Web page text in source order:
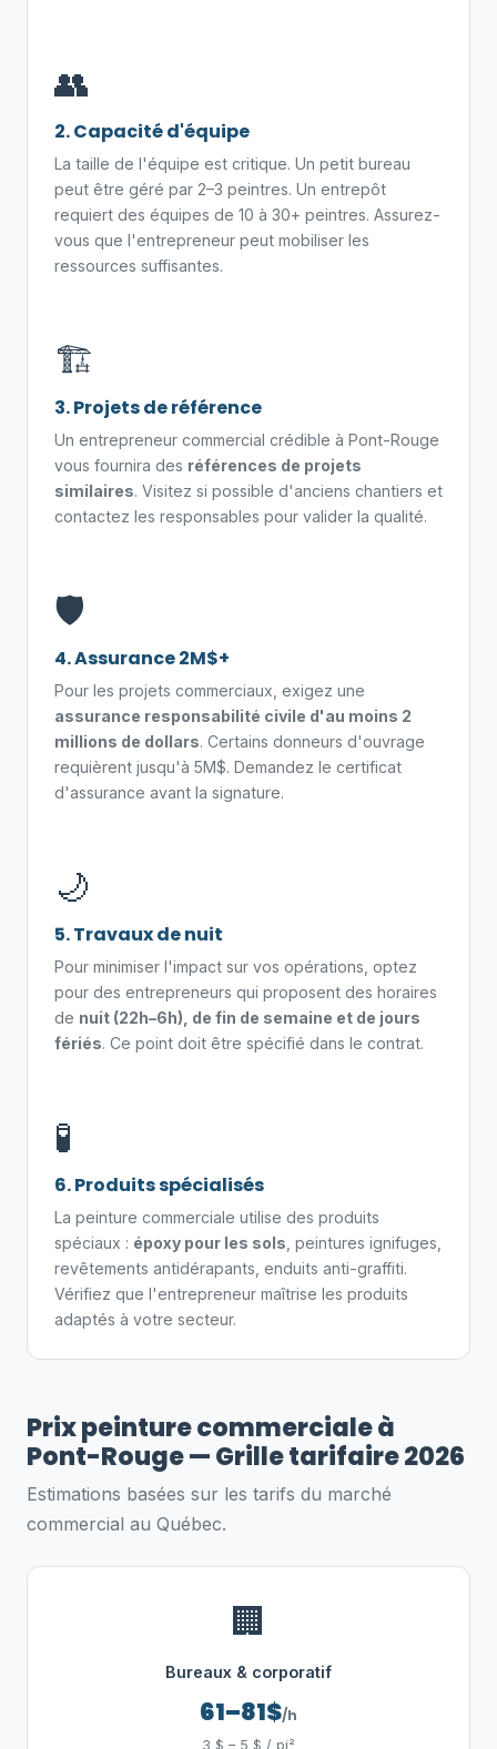
👥
2. Capacité d'équipe
La taille de l'équipe est critique. Un petit bureau
peut être géré par 2–3 peintres. Un entrepôt
requiert des équipes de 10 à 30+ peintres. Assurez-
vous que l'entrepreneur peut mobiliser les
ressources suffisantes.
🏗️
3. Projets de référence
Un entrepreneur commercial crédible à Pont-Rouge
vous fournira des références de projets
similaires. Visitez si possible d'anciens chantiers et
contactez les responsables pour valider la qualité.
🛡️
4. Assurance 2M$+
Pour les projets commerciaux, exigez une
assurance responsabilité civile d'au moins 2
millions de dollars. Certains donneurs d'ouvrage
requièrent jusqu'à 5M$. Demandez le certificat
d'assurance avant la signature.
🌙
5. Travaux de nuit
Pour minimiser l'impact sur vos opérations, optez
pour des entrepreneurs qui proposent des horaires
de nuit (22h–6h), de fin de semaine et de jours
fériés. Ce point doit être spécifié dans le contrat.
🧪
6. Produits spécialisés
La peinture commerciale utilise des produits
spéciaux : époxy pour les sols , peintures ignifuges,
revêtements antidérapants, enduits anti-graffiti.
Vérifiez que l'entrepreneur maîtrise les produits
adaptés à votre secteur.
Prix peinture commerciale à
Pont-Rouge — Grille tarifaire 2026
Estimations basées sur les tarifs du marché
commercial au Québec.
🏢
Bureaux & corporatif
61–81$/h
3 $ – 5 $ / pi²